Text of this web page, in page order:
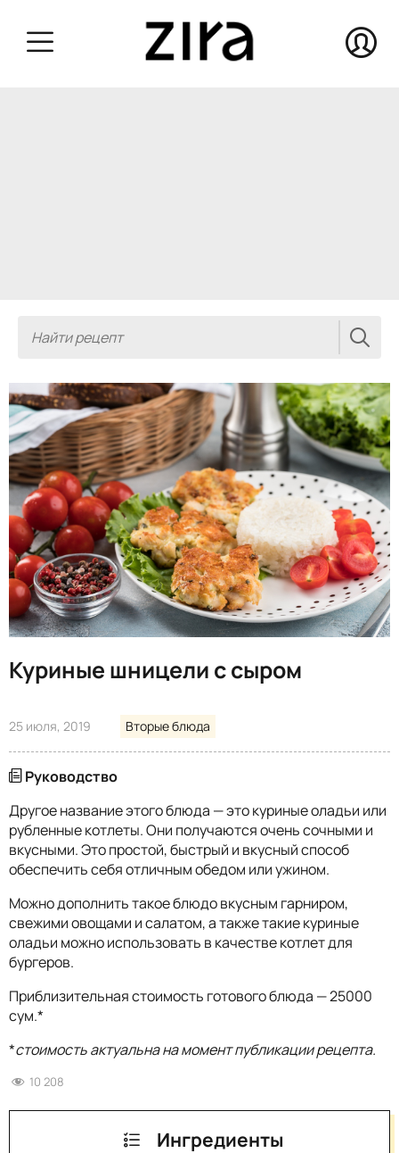
Куриные шницели с сыром
25 июля, 2019 Вторые блюда
Руководство
Другое название этого блюда — это куриные оладьи или
рубленные котлеты. Они получаются очень сочными и
вкусными. Это простой, быстрый и вкусный способ
обеспечить себя отличным обедом или ужином.
Можно дополнить такое блюдо вкусным гарниром,
свежими овощами и салатом, а также такие куриные
оладьи можно использовать в качестве котлет для
бургеров.
Приблизительная стоимость готового блюда — 25000
сум.*
*стоимость актуальна на момент публикации рецепта.
10 208
Ингредиенты